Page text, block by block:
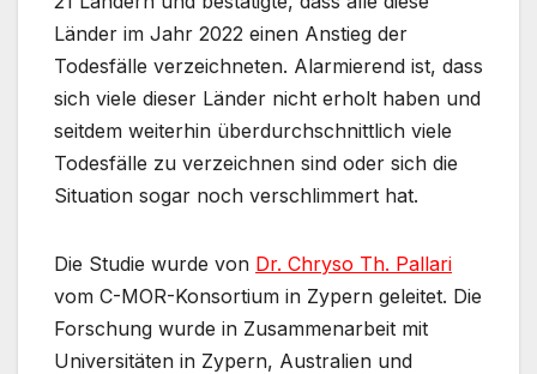
Länder im Jahr 2022 einen Anstieg der
Todesfälle verzeichneten. Alarmierend ist, dass
sich viele dieser Länder nicht erholt haben und
seitdem weiterhin überdurchschnittlich viele
Todesfälle zu verzeichnen sind oder sich die
Situation sogar noch verschlimmert hat.
Die Studie wurde von Dr. Chryso Th. Pallari
vom C-MOR-Konsortium in Zypern geleitet. Die
Forschung wurde in Zusammenarbeit mit
Universitäten in Zypern, Australien und